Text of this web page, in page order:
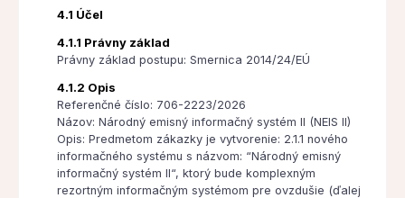
4.1 Účel
4.1.1 Právny základ
Právny základ postupu: Smernica 2014/24/EÚ
4.1.2 Opis
Referenčné číslo: 706-2223/2026
Názov: Národný emisný informačný systém II (NEIS II)
Opis: Predmetom zákazky je vytvorenie: 2.1.1 nového
informačného systému s názvom: “Národný emisný
informačný systém II“, ktorý bude komplexným
rezortným informačným systémom pre ovzdušie (ďalej